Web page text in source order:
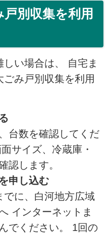
別収集を利用
い場合は、 自宅ま
み戸別収集を利用
台数を確認してくだ
サイズ、冷蔵庫・
認します。
申し込む
でに、白河地方広域
インターネットま
でください。 1回の